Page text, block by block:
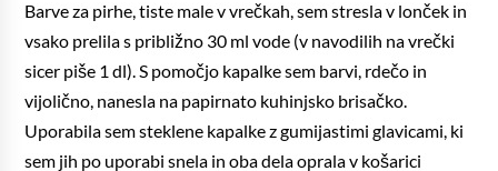
Barve za pirhe, tiste male v vrečkah, sem stresla v lonček in
vsako prelila s približno 30 ml vode (v navodilih na vrečki
sicer piše 1 dl). S pomočjo kapalke sem barvi, rdečo in
vijolično, nanesla na papirnato kuhinjsko brisačko.
Uporabila sem steklene kapalke z gumijastimi glavicami, ki
sem jih po uporabi snela in oba dela oprala v košarici